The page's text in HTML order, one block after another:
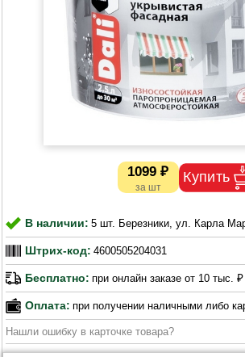
1099 ₽
В наличии: 5 шт. Березники, ул. Карла
Штрих-код: 4600505204031
Бесплатно: при онлайн заказе от 10 тыс.
Оплата: при получении наличными либо
Нашли ошибку в карточке товара?